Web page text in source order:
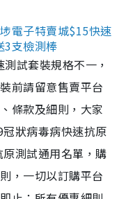
電子特賣城$15快速
3支檢測棒
試套裝規格不一，
前請留意售賣平台
條款及細則，大家
狀病毒病快速抗原
測試通用名單，購
，一切以訂購平台